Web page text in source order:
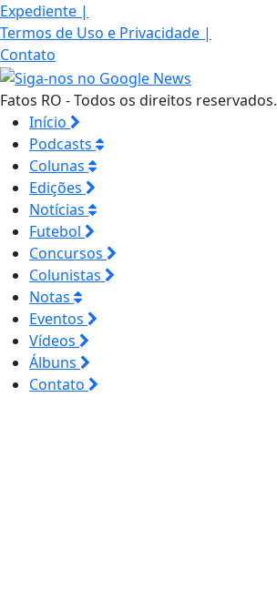
Expediente |
Termos de Uso e Privacidade |
Contato
Fatos RO - Todos os direitos reservados.
Início
Podcasts
Colunas
Edições
Notícias
Futebol
Concursos
Colunistas
Notas
Eventos
Vídeos
Álbuns
Contato